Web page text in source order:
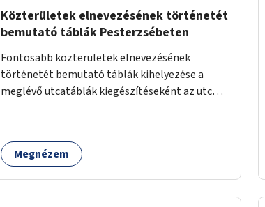
Közterületek elnevezésének történetét
bemutató táblák Pesterzsébeten
Fontosabb közterületek elnevezésének
történetét bemutató táblák kihelyezése a
meglévő utcatáblák kiegészítéseként az utca
Megnézem